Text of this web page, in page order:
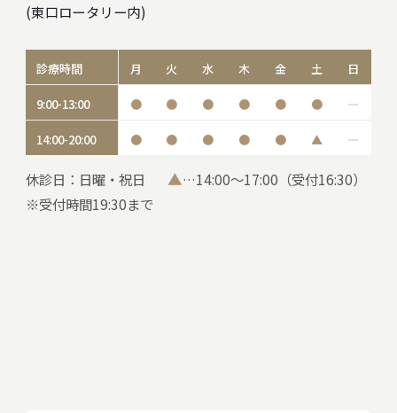
(東口ロータリー内)
診療時間 月 火 水 木 金 土 日
9:00-13:00 ● ● ● ● ● ● ―
14:00-20:00 ● ● ● ● ● ▲ ―
休診日：日曜・祝日 ▲…14:00～17:00（受付16:30）
※受付時間19:30まで